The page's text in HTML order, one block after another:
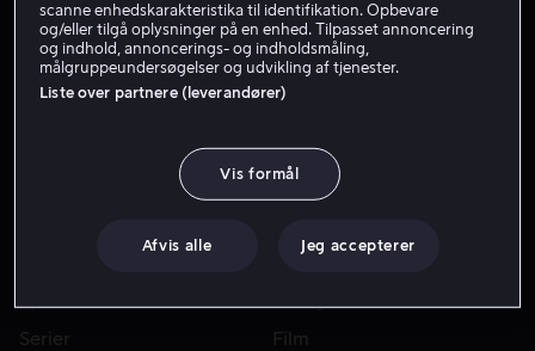
Sport
Kategorier
Serier
Film
scanne enhedskarakteristika til identifikation. Opbevare
og/eller tilgå oplysninger på en enhed. Tilpasset annoncering
og indhold, annoncerings- og indholdsmåling,
målgruppeundersøgelser og udvikling af tjenester.
Liste over partnere (leverandører)
Vis formål
Afvis alle Jeg accepterer